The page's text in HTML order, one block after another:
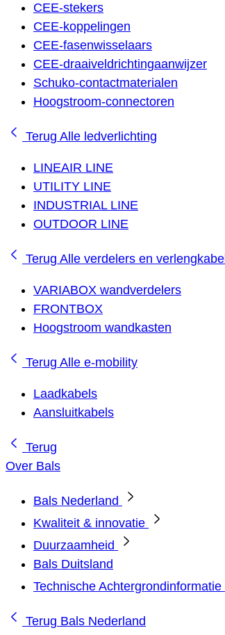
CEE-stekers
CEE-koppelingen
CEE-fasenwisselaars
CEE-draaiveldrichtingaanwijzer
Schuko-contactmaterialen
Hoogstroom-connectoren
Terug Alle ledverlichting
LINEAIR LINE
UTILITY LINE
INDUSTRIAL LINE
OUTDOOR LINE
Terug Alle verdelers en
VARIABOX wandverdelers
FRONTBOX
Hoogstroom wandkasten
Terug Alle e-mobility
Laadkabels
Aansluitkabels
Terug
Over Bals
Bals Nederland
Kwaliteit & innovatie
Duurzaamheid
Bals Duitsland
Technische Achtergrondinformatie
Terug Bals Nederland